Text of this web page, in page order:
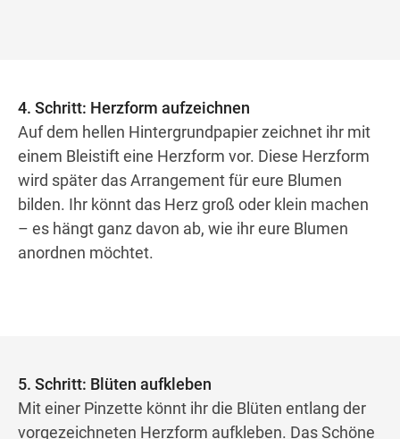
4. Schritt: Herzform aufzeichnen
Auf dem hellen Hintergrundpapier zeichnet ihr mit
einem Bleistift eine Herzform vor. Diese Herzform
wird später das Arrangement für eure Blumen
bilden. Ihr könnt das Herz groß oder klein machen
– es hängt ganz davon ab, wie ihr eure Blumen
anordnen möchtet.
5. Schritt: Blüten aufkleben
Mit einer Pinzette könnt ihr die Blüten entlang der
vorgezeichneten Herzform aufkleben. Das Schöne